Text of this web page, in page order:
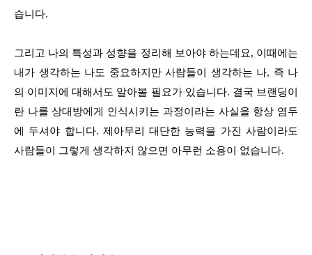
습니다.
그리고 나의 특성과 성향을 정리해 보아야 하는데요, 이때에는
내가 생각하는 나도 중요하지만 사람들이 생각하는 나, 즉 나
의 이미지에 대해서도 알아볼 필요가 있습니다. 결국 브랜딩이
란 나를 상대방에게 인식시키는 과정이라는 사실을 항상 염두
에 두셔야 합니다. 제아무리 대단한 능력을 가진 사람이라도
사람들이 그렇게 생각하지 않으면 아무런 소용이 없습니다.